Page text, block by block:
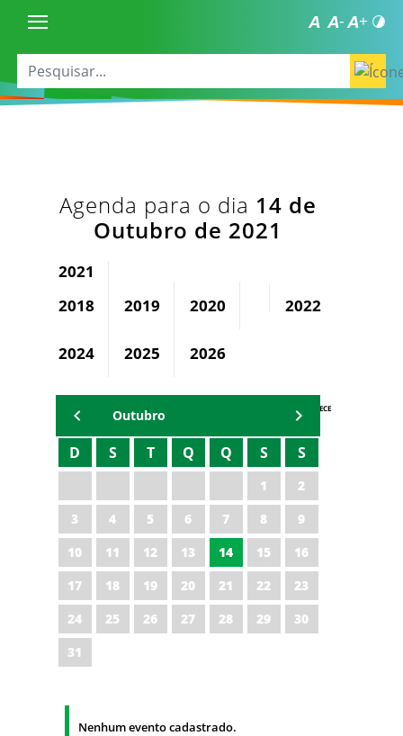
Agenda para o dia 14 de
Outubro de 2021
2021
2018
2019 2020 2022
2024 2025 2026
AGENDA IPECE
Outubro
D S T Q Q S S
1
2
3
4 5 6 7 8
9
10
11 12 13 14 15
16
17
18 19 20 21 22
23
24
25 26 27 28 29
30
31
Nenhum evento cadastrado.